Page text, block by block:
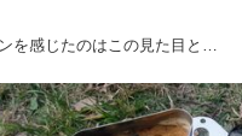
を感じたのはこの見た目と…